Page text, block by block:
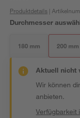
Produktdetails |
Durchmesser
180 mm 200 mm
Aktuell nicht
Wir können
anbieten.
Verfügbarkeit